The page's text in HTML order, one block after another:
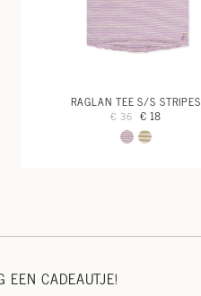
RAGLAN TEE S/S STRIPES
€ 36 € 18
EEN CADEAUTJE!